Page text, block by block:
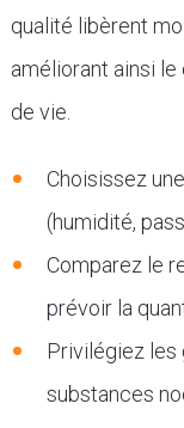
qualité libèrent
améliorant ainsi
de vie.
Choisissez une
(humidité,
Comparez le
prévoir la
Privilégiez les
substances